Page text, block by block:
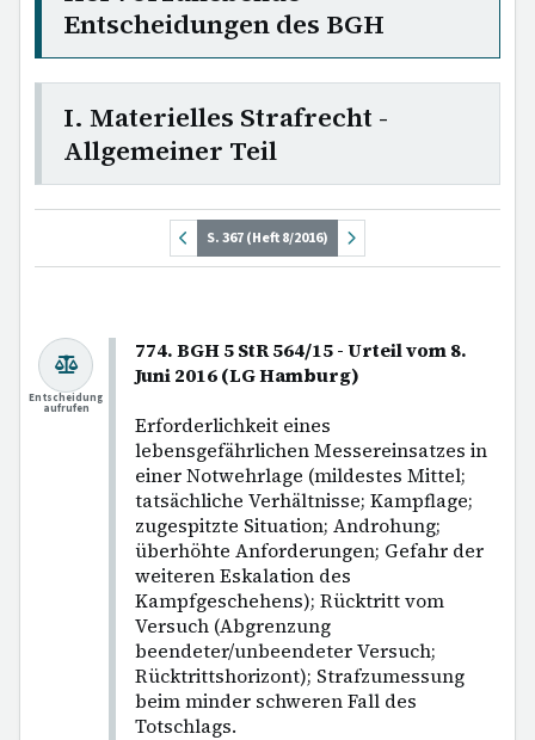
Entscheidungen des BGH
I. Materielles Strafrecht -
Allgemeiner Teil
S. 367 (Heft 8/2016)
774. BGH 5 StR 564/15 - Urteil vom 8.
Juni 2016 (LG Hamburg)
Erforderlichkeit eines
lebensgefährlichen Messereinsatzes in
einer Notwehrlage (mildestes Mittel;
tatsächliche Verhältnisse; Kampflage;
zugespitzte Situation; Androhung;
überhöhte Anforderungen; Gefahr der
weiteren Eskalation des
Kampfgeschehens); Rücktritt vom
Versuch (Abgrenzung
beendeter/unbeendeter Versuch;
Rücktrittshorizont); Strafzumessung
beim minder schweren Fall des
Totschlags.
Entscheidung
aufrufen